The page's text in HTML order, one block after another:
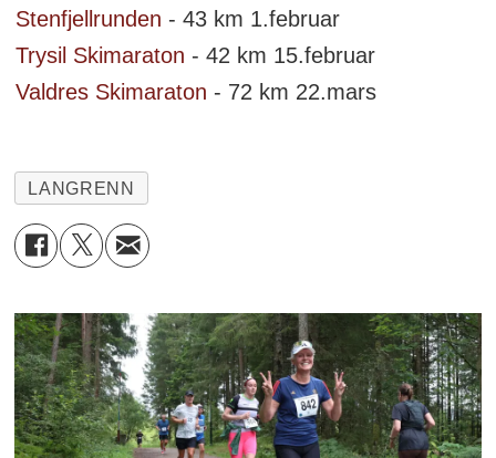
Stenfjellrunden - 43 km 1.februar
Trysil Skimaraton - 42 km 15.februar
Valdres Skimaraton - 72 km 22.mars
LANGRENN